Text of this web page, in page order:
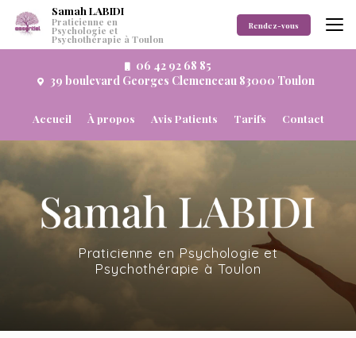
Aller
06 42 92 68 85
39 boulevard Georges Clemenceau 83000 Toulon
Accueil À propos Avis Patients Tarifs Contact
Samah LABIDI
Praticienne en
Psychologie et
Psychothérapie à Toulon
Rendez-vous
Praticienne en Psychologie et
Psychothérapie à Toulon